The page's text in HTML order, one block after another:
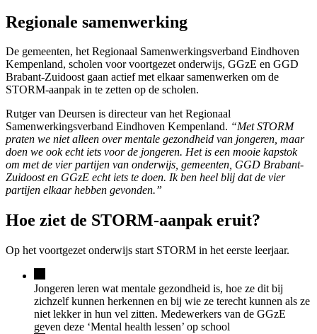
Regionale samenwerking
De gemeenten, het Regionaal Samenwerkingsverband Eindhoven
Kempenland, scholen voor voortgezet onderwijs, GGzE en GGD
Brabant-Zuidoost gaan actief met elkaar samenwerken om de
STORM-aanpak in te zetten op de scholen.
Rutger van Deursen is directeur van het Regionaal
Samenwerkingsverband Eindhoven Kempenland. “Met STORM
praten we niet alleen over mentale gezondheid van jongeren, maar
doen we ook echt iets voor de jongeren. Het is een mooie kapstok
om met de vier partijen van onderwijs, gemeenten, GGD Brabant-
Zuidoost en GGzE echt iets te doen. Ik ben heel blij dat de vier
partijen elkaar hebben gevonden.”
Hoe ziet de STORM-aanpak eruit?
Op het voortgezet onderwijs start STORM in het eerste leerjaar.
Jongeren leren wat mentale gezondheid is, hoe ze dit bij
zichzelf kunnen herkennen en bij wie ze terecht kunnen als ze
niet lekker in hun vel zitten. Medewerkers van de GGzE
geven deze ‘Mental health lessen’ op school